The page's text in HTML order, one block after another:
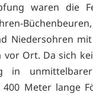
waren die
Niedersohren
vor Ort. Da sich
in
Meter lange